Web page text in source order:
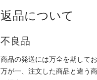
返品について
不良品
商品の発送には万全を期してお
万が一、注文した商品と違う